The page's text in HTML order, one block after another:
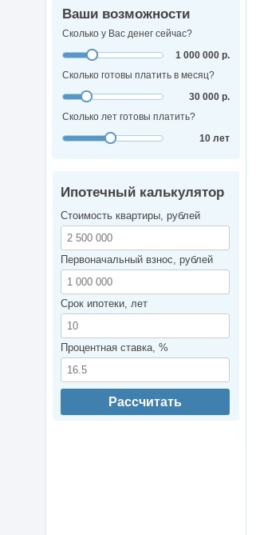
Ваши возможности
Сколько у Вас денег сейчас?
1 000 000 р.
Сколько готовы платить в месяц?
30 000 р.
Сколько лет готовы платить?
10 лет
Ипотечный калькулятор
Стоимость квартиры, рублей
Первоначальный взнос, рублей
Срок ипотеки, лет
Процентная ставка, %
Рассчитать